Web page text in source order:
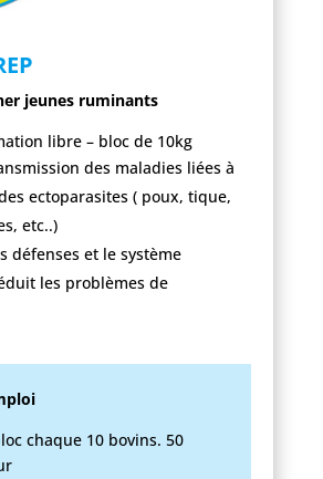
jeunes ruminants
libre – bloc de 10kg
des maladies liées à
ectoparasites ( poux, tique,
etc..)
défenses et le système
les problèmes de
chaque 10 bovins. 50